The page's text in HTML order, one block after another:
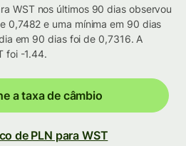
WST nos últimos 90 dias observou
0,7482 e uma mínima em 90 dias
em 90 dias foi de 0,7316. A
foi -1.44.
a taxa de câmbio
de PLN para WST